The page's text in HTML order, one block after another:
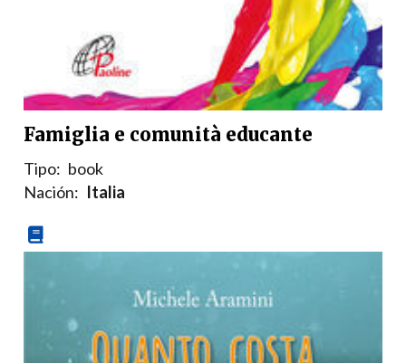
Famiglia e comunità educante
Tipo: book
Nación: Italia